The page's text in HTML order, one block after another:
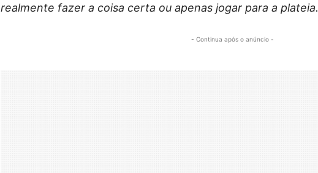
realmente fazer a coisa certa ou apenas jogar para a plateia.
- Continua após o anúncio -